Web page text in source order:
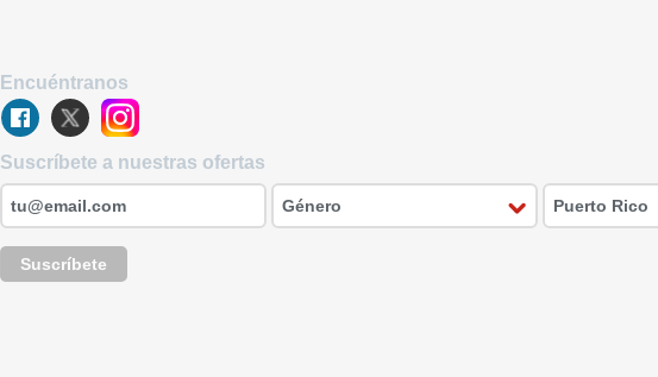
Encuéntranos
Suscríbete a nuestras ofertas
Suscríbete